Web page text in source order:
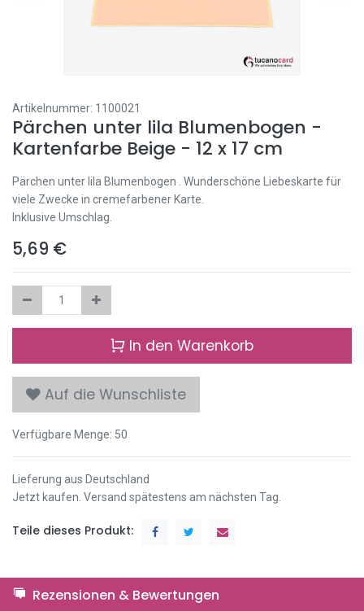
Artikelnummer: 1100021
Pärchen unter lila Blumenbogen -
Kartenfarbe Beige - 12 x 17 cm
Pärchen unter lila Blumenbogen . Wunderschöne Liebeskarte für
viele Zwecke in cremefarbener Karte.
Inklusive Umschlag.
5,69 €
In den Warenkorb
Auf die Wunschliste
Verfügbare Menge: 50
Lieferung aus Deutschland
Jetzt kaufen. Versand spätestens am nächsten Tag.
Teile dieses Produkt:
Rezensionen & Bewertungen